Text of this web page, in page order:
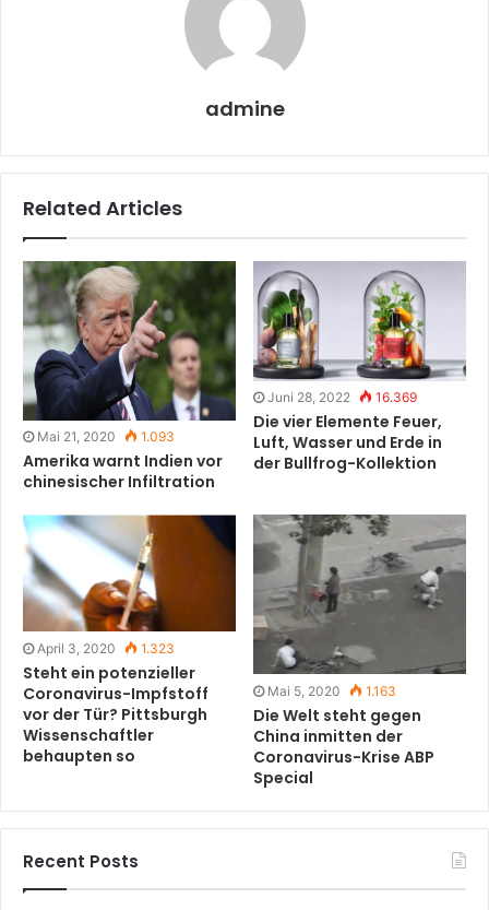
admine
Related Articles
Mai 21, 2020 1.093
Amerika warnt Indien vor
chinesischer Infiltration
Juni 28, 2022 16.369
Die vier Elemente Feuer,
Luft, Wasser und Erde in
der Bullfrog-Kollektion
April 3, 2020 1.323
Steht ein potenzieller
Coronavirus-Impfstoff
vor der Tür? Pittsburgh
Wissenschaftler
behaupten so
Mai 5, 2020 1.163
Die Welt steht gegen
China inmitten der
Coronavirus-Krise ABP
Special
Recent Posts